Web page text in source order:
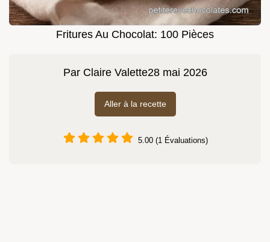
Fritures Au Chocolat: 100 Pièces
Par Claire Valette28 mai 2026
Aller à la recette
5.00 (1 Évaluations)